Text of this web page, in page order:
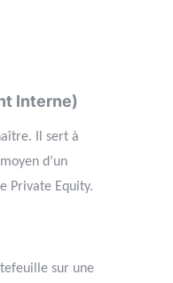
Interne)
Il sert à
d’un
Private Equity.
sur une